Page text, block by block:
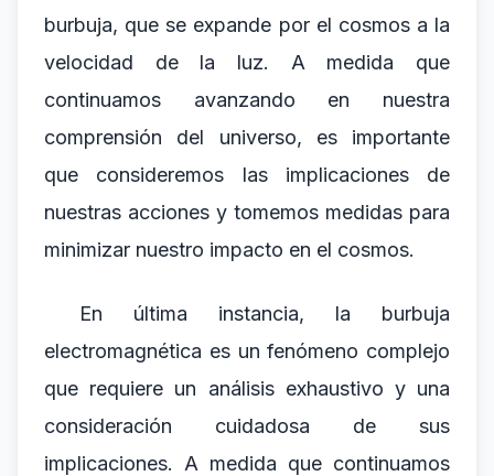
burbuja, que se expande por el cosmos a la
velocidad de la luz. A medida que
continuamos avanzando en nuestra
comprensión del universo, es importante
que consideremos las implicaciones de
nuestras acciones y tomemos medidas para
minimizar nuestro impacto en el cosmos.
En última instancia, la burbuja
electromagnética es un fenómeno complejo
que requiere un análisis exhaustivo y una
consideración cuidadosa de sus
implicaciones. A medida que continuamos